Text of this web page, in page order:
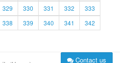
329 330 331 332
333
338 339 340 341
342
Contact us